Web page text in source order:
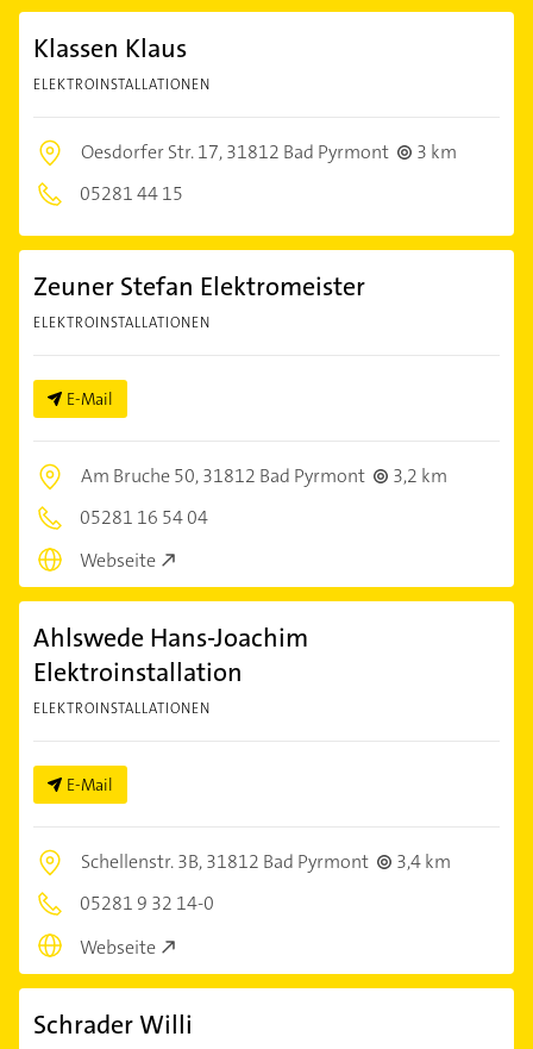
Klassen Klaus
ELEKTROINSTALLATIONEN
Oesdorfer Str. 17,31812 Bad Pyrmont
3 km
05281 44 15
Zeuner Stefan Elektromeister
ELEKTROINSTALLATIONEN
E-Mail
Am Bruche 50,31812 Bad Pyrmont
3,2 km
05281 16 54 04
Webseite
Ahlswede Hans-Joachim
Elektroinstallation
ELEKTROINSTALLATIONEN
E-Mail
Schellenstr. 3B,31812 Bad Pyrmont
3,4 km
05281 9 32 14-0
Webseite
Schrader Willi